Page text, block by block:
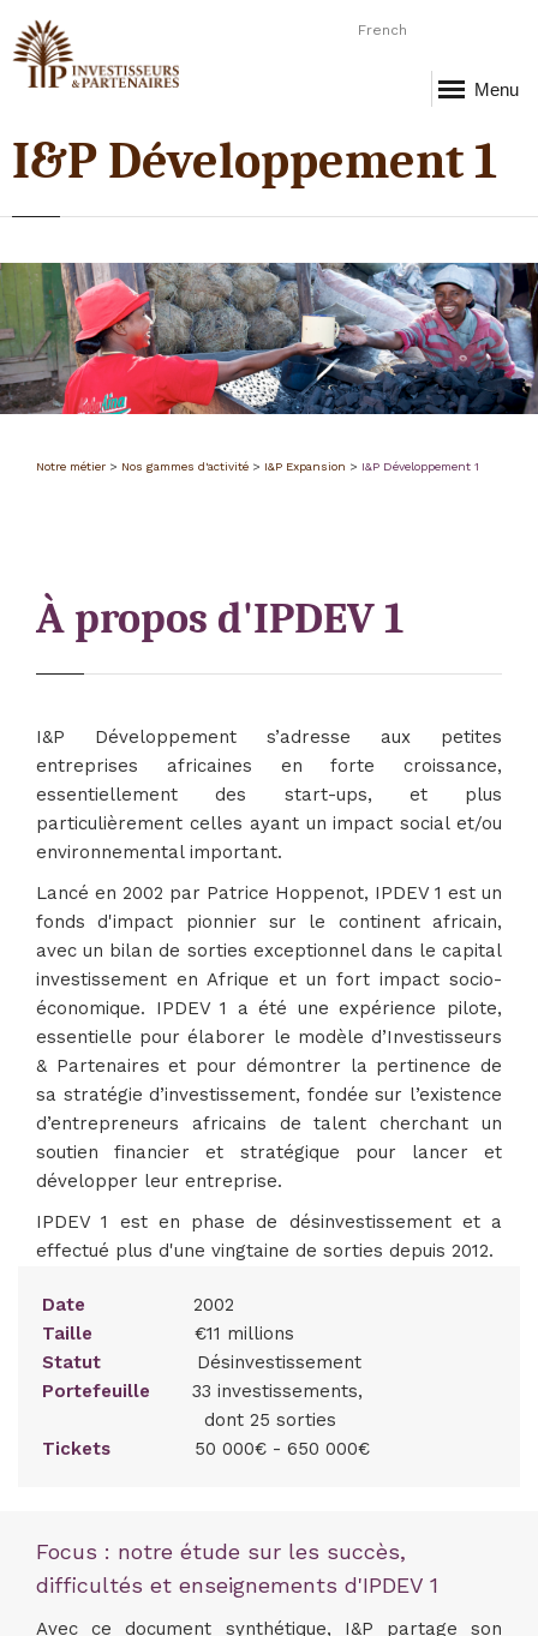
French
Menu
I&P Développement 1
Notre métier > Nos gammes d'activité > I&P Expansion > I&P Développement 1
À propos d'IPDEV 1
I&P Développement s’adresse aux petites
entreprises africaines en forte croissance,
essentiellement des start-ups, et plus
particulièrement celles ayant un impact social et/ou
environnemental important.
Lancé en 2002 par Patrice Hoppenot, IPDEV 1 est un
fonds d'impact pionnier sur le continent africain,
avec un bilan de sorties exceptionnel dans le capital
investissement en Afrique et un fort impact socio-
économique. IPDEV 1 a été une expérience pilote,
essentielle pour élaborer le modèle d’Investisseurs
& Partenaires et pour démontrer la pertinence de
sa stratégie d’investissement, fondée sur l’existence
d’entrepreneurs africains de talent cherchant un
soutien financier et stratégique pour lancer et
développer leur entreprise.
IPDEV 1 est en phase de désinvestissement et a
effectué plus d'une vingtaine de sorties depuis 2012.
Date
2002
Taille
€11 millions
Statut
Désinvestissement
Portefeuille 33 investissements,
dont 25 sorties
Tickets
50 000€ - 650 000€
Focus : notre étude sur les succès,
difficultés et enseignements d'IPDEV 1
Avec ce document synthétique, I&P partage son